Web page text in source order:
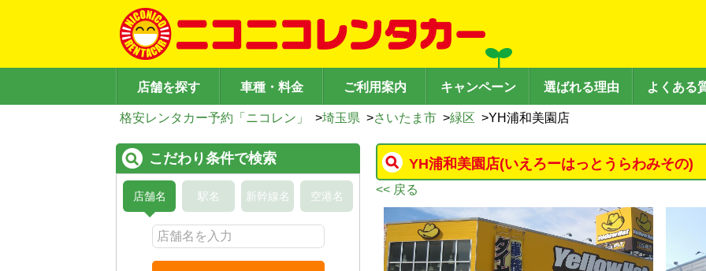
店舗を探す 車種・料金 ご利用案内 キャンペーン 選ばれる理由 よくある
格安レンタカー予約「ニコレン」 >埼玉県 >さいたま市 >緑区 >YH浦和美園店
YH浦和美園店(いえろーはっとうらわみその)
<< 戻る
こだわり条件で検索
店舗名 駅名 新幹線名 空港名